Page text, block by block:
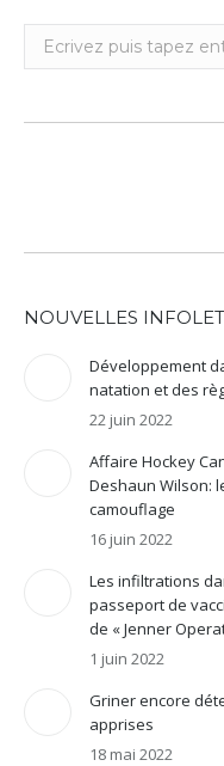
Recherche
NOUVELLES
Développement
natation et des
22 juin 2022
Affaire Hockey
Deshaun Wilson:
camouflage
16 juin 2022
Les infiltrations
passeport de
de « Jenner
1 juin 2022
Griner encore
apprises
18 mai 2022